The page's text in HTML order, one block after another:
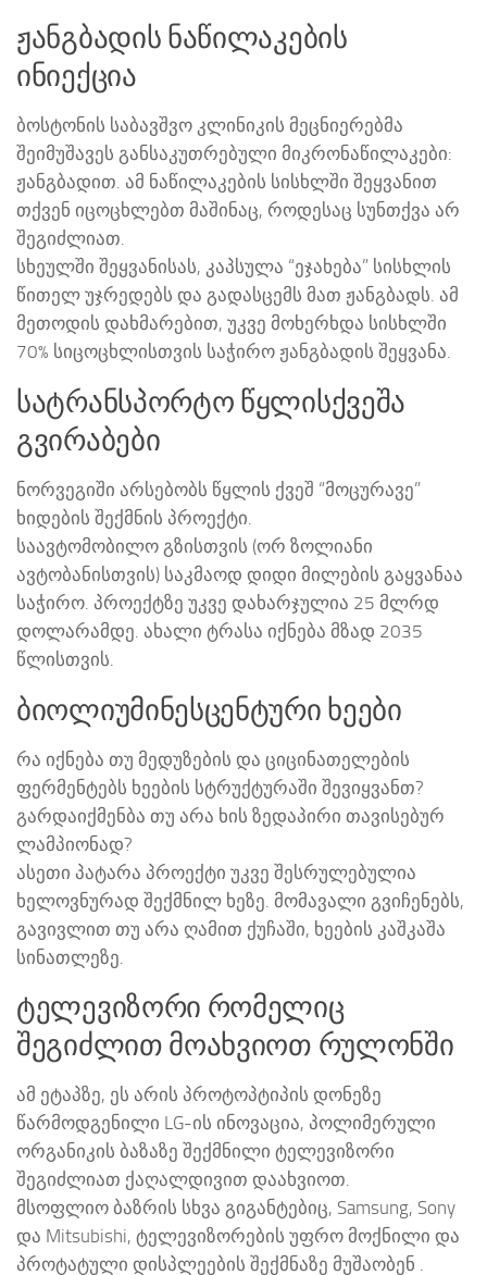
ჟანგბადის ნაწილაკების
ინიექცია
ბოსტონის საბავშვო კლინიკის მეცნიერებმა
შეიმუშავეს განსაკუთრებული მიკრონაწილაკები:
ჟანგბადით. ამ ნაწილაკების სისხლში შეყვანით
თქვენ იცოცხლებთ მაშინაც, როდესაც სუნთქვა არ
შეგიძლიათ.
სხეულში შეყვანისას, კაპსულა “ეჯახება” სისხლის
წითელ უჯრედებს და გადასცემს მათ ჟანგბადს. ამ
მეთოდის დახმარებით, უკვე მოხერხდა სისხლში
70% სიცოცხლისთვის საჭირო ჟანგბადის შეყვანა.
სატრანსპორტო წყლისქვეშა
გვირაბები
ნორვეგიში არსებობს წყლის ქვეშ “მოცურავე”
ხიდების შექმნის პროექტი.
საავტომობილო გზისთვის (ორ ზოლიანი
ავტობანისთვის) საკმაოდ დიდი მილების გაყვანაა
საჭირო. პროექტზე უკვე დახარჯულია 25 მლრდ
დოლარამდე. ახალი ტრასა იქნება მზად 2035
წლისთვის.
ბიოლიუმინესცენტური ხეები
რა იქნება თუ მედუზების და ციცინათელების
ფერმენტებს ხეების სტრუქტურაში შევიყვანთ?
გარდაიქმენბა თუ არა ხის ზედაპირი თავისებურ
ლამპიონად?
ასეთი პატარა პროექტი უკვე შესრულებულია
ხელოვნურად შექმნილ ხეზე. მომავალი გვიჩენებს,
გავივლით თუ არა ღამით ქუჩაში, ხეების კაშკაშა
სინათლეზე.
ტელევიზორი რომელიც
შეგიძლით მოახვიოთ რულონში
ამ ეტაპზე, ეს არის პროტოპტიპის დონეზე
წარმოდგენილი LG-ის ინოვაცია, პოლიმერული
ორგანიკის ბაზაზე შექმნილი ტელევიზორი
შეგიძლიათ ქაღალდივით დაახვიოთ.
მსოფლიო ბაზრის სხვა გიგანტებიც, Samsung, Sony
და Mitsubishi, ტელევიზორების უფრო მოქნილი და
პროტატული დისპლეების შექმნაზე მუშაობენ .